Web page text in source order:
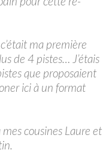
ma première
de 4 pistes… J’étais
que proposaient
ici à un format
cousines Laure et